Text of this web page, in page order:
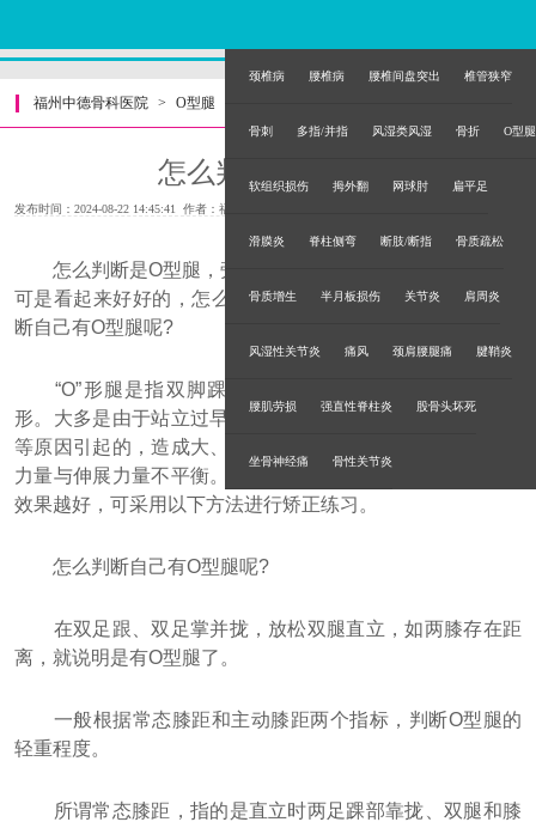
颈椎病 腰椎病 腰椎间盘突出 椎管狭窄
骨刺 多指/并指 风湿类风湿 骨折 O型腿
软组织损伤 拇外翻 网球肘 扁平足
滑膜炎 脊柱侧弯 断肢/断指 骨质疏松
骨质增生 半月板损伤 关节炎 肩周炎
风湿性关节炎 痛风 颈肩腰腿痛 腱鞘炎
腰肌劳损 强直性脊柱炎 股骨头坏死
坐骨神经痛 骨性关节炎
福州中德骨科医院 > O型腿
怎么判断是O型腿
发布时间：2024-08-22 14:45:41 作者：福州中德骨科医院
怎么判断是O型腿，旁边有个朋友老是说自己有O型腿，
可是看起来好好的，怎么老说自己有O型腿，那到底怎么判
断自己有O型腿呢?
“O”形腿是指双脚踝部并拢，双膝不能靠拢，呈“O”字
形。大多是由于站立过早，行走时间过长，缺乏营养和锻炼
等原因引起的，造成大、小腿内外两侧肌肉群及韧带的收缩
力量与伸展力量不平衡。年纪越小，程度越轻，进行矫正的
效果越好，可采用以下方法进行矫正练习。
怎么判断自己有O型腿呢?
在双足跟、双足掌并拢，放松双腿直立，如两膝存在距
离，就说明是有O型腿了。
一般根据常态膝距和主动膝距两个指标，判断O型腿的
轻重程度。
所谓常态膝距，指的是直立时两足踝部靠拢、双腿和膝